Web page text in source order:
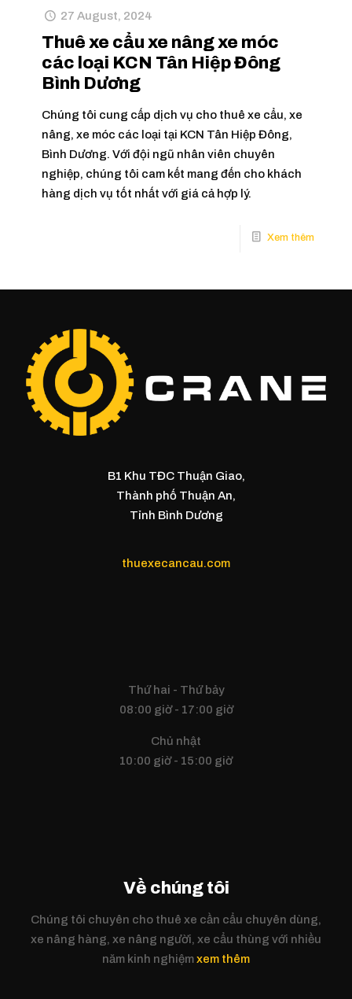
27 August, 2024
Thuê xe cẩu xe nâng xe móc
các loại KCN Tân Hiệp Đông
Bình Dương
Chúng tôi cung cấp dịch vụ cho thuê xe cẩu, xe
nâng, xe móc các loại tại KCN Tân Hiệp Đông,
Bình Dương. Với đội ngũ nhân viên chuyên
nghiệp, chúng tôi cam kết mang đến cho khách
hàng dịch vụ tốt nhất với giá cả hợp lý.
B1 Khu TĐC Thuận Giao,
Thành phố Thuận An,
Tỉnh Bình Dương
thuexecancau.com
Thứ hai - Thứ bảy
08:00 giờ - 17:00 giờ
Chủ nhật
10:00 giờ - 15:00 giờ
Về chúng tôi
Chúng tôi chuyên cho thuê xe cần cẩu chuyên dùng,
xe nâng hàng, xe nâng người, xe cẩu thùng với nhiều
năm kinh nghiệmxem thêm